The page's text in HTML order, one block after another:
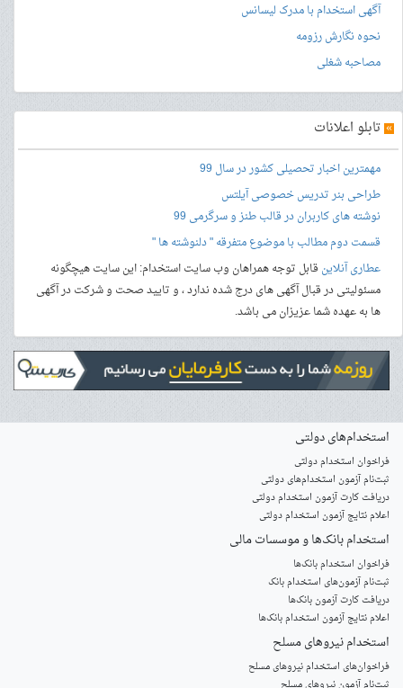
آگهی استخدام با مدرک لیسانس
نحوه نگارش رزومه
مصاحبه شغلی
» تابلو اعلانات
مهمترین اخبار تحصیلی کشور در سال 99
طراحی بنرتدریس خصوصی آیلتس
نوشته های کاربران در قالب طنز و سرگرمی 99
قسمت دوم مطالب با موضوع متفرقه " دلنوشته ها "
عطاری آنلاینقابل توجه همراهان وب سایت استخدام: این سایت هیچگونه
مسئولیتی در قبال آگهی های درج شده ندارد ، و تایید صحت و شرکت در آگهی
ها به عهده شما عزیزان می باشد.
استخدام‌های دولتی
فراخوان استخدام دولتی
ثبت‌نام آزمون‌ استخدام‌های دولتی
دریافت کارت آزمون استخدام دولتی
اعلام نتایج آزمون استخدام دولتی
استخدام‌ بانک‌ها و موسسات مالی
فراخوان استخدام بانک‌ها
‌ثبت‌نام آزمون‌های استخدام بانک
دریافت کارت آزمون بانک‌ها
اعلام نتایج آزمون استخدام بانک‌ها
استخدام‌ نیروهای مسلح
‌فراخوان‌های استخدام‌ نیروهای مسلح